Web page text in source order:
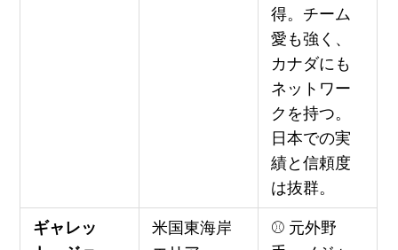
得。チーム
愛も強く、
カナダにも
ネットワー
クを持つ。
日本での実
績と信頼度
は抜群。
ギャレッ
米国東海岸
⚾ 元外野